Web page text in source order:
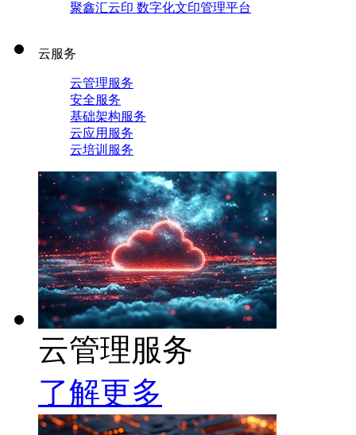
聚鑫汇云印 数字化文印管理平台
云服务
云管理服务
安全服务
基础架构服务
云应用服务
云培训服务
云管理服务
了解更多